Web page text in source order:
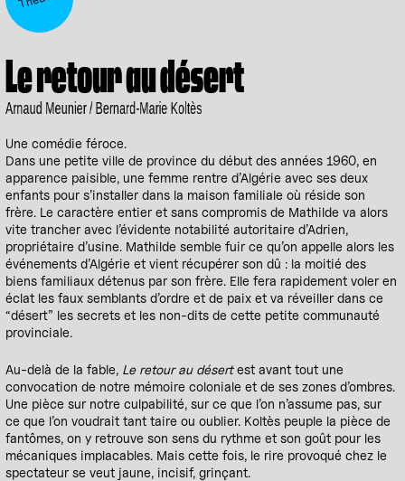
Le retour au désert
Arnaud Meunier / Bernard-Marie Koltès
Une comédie féroce.
Dans une petite ville de province du début des années 1960, en
apparence paisible, une femme rentre d’Algérie avec ses deux
enfants pour s’installer dans la maison familiale où réside son
frère. Le caractère entier et sans compromis de Mathilde va alors
vite trancher avec l’évidente notabilité autoritaire d’Adrien,
propriétaire d’usine. Mathilde semble fuir ce qu’on appelle alors les
événements d’Algérie et vient récupérer son dû : la moitié des
biens familiaux détenus par son frère. Elle fera rapidement voler en
éclat les faux semblants d’ordre et de paix et va réveiller dans ce
“désert” les secrets et les non-dits de cette petite communauté
provinciale.
Au-delà de la fable, Le retour au désertest avant tout une
convocation de notre mémoire coloniale et de ses zones d’ombres.
Une pièce sur notre culpabilité, sur ce que l’on n’assume pas, sur
ce que l’on voudrait tant taire ou oublier. Koltès peuple la pièce de
fantômes, on y retrouve son sens du rythme et son goût pour les
mécaniques implacables. Mais cette fois, le rire provoqué chez le
spectateur se veut jaune, incisif, grinçant.